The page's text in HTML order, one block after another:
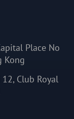
Place No
Kong
Club Royal